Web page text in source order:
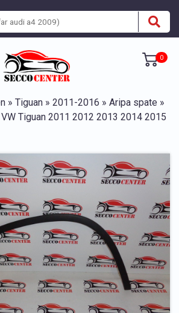
0
» Tiguan » 2011-2016 » Aripa spate »
Tiguan 2011 2012 2013 2014 2015